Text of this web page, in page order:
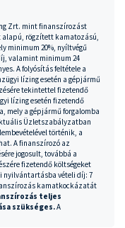
Zrt. mint finanszírozást
rögzített kamatozású,
minimum 20%, nyíltvégű
valamint minimum 24
A folyósítás feltétele a
lízing esetén a gépjármű
tekintettel fizetendő
lízing esetén fizetendő
mely a gépjármű forgalomba
Üzletszabályzatban
történik, a
A finanszírozó az
jogosult, továbbá a
fizetendő költségeket
nyilvántartásba vételi díj: 7
kamatkockázatát
teljes
szükséges.A